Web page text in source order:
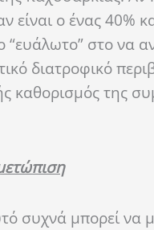
είναι ο ένας 40%
“ευάλωτο” στο να
διατροφικό
καθορισμός της
συχνά μπορεί να